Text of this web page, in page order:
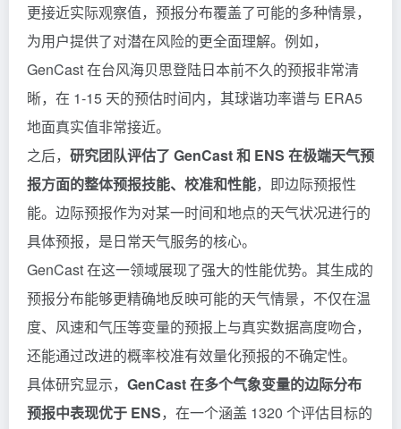
更接近实际观察值，预报分布覆盖了可能的多种情景，
为用户提供了对潜在风险的更全面理解。例如，
GenCast 在台风海贝思登陆日本前不久的预报非常清
晰，在 1-15 天的预估时间内，其球谐功率谱与 ERA5
地面真实值非常接近。
之后， 研究团队评估了 GenCast 和 ENS 在极端天气预
报方面的整体预报技能、校准和性能，即边际预报性
能。边际预报作为对某一时间和地点的天气状况进行的
具体预报，是日常天气服务的核心。
GenCast 在这一领域展现了强大的性能优势。其生成的
预报分布能够更精确地反映可能的天气情景，不仅在温
度、风速和气压等变量的预报上与真实数据高度吻合，
还能通过改进的概率校准有效量化预报的不确定性。
具体研究显示， GenCast 在多个气象变量的边际分布
预报中表现优于 ENS，在一个涵盖 1320 个评估目标的